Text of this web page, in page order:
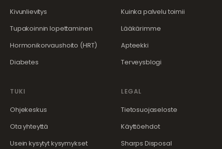
Kivunlievitys
Tupakoinnin lopettaminen
Hormonikorvaushoito (HRT)
Diabetes
Kuinka palvelu toimii
Lääkärimme
Apteekki
Terveysblogi
TUKI
Ohjekeskus
Ota yhteyttä
Usein kysytyt kysymykset
LEGAL
Tietosuojaseloste
Käyttöehdot
Sharps Disposal